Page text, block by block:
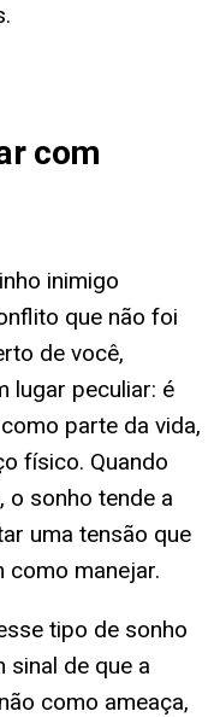
com
inimigo
que não foi
de você,
lugar peculiar: é
parte da vida,
físico. Quando
o sonho tende a
uma tensão que
como manejar.
tipo de sonho
sinal de que a
como ameaça,